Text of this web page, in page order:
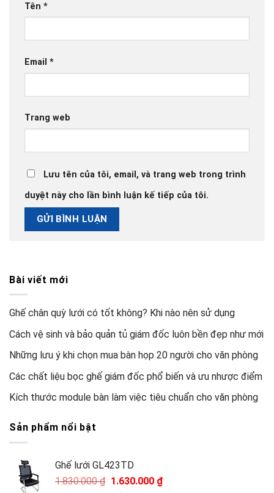
Tên *
Email *
Trang web
Lưu tên của tôi, email, và trang web trong trình
duyệt này cho lần bình luận kế tiếp của tôi.
Bài viết mới
Ghế chân quỳ lưới có tốt không? Khi nào nên sử dụng
Cách vệ sinh và bảo quản tủ giám đốc luôn bền đẹp như mới
Những lưu ý khi chọn mua bàn họp 20 người cho văn phòng
Các chất liệu bọc ghế giám đốc phổ biến và ưu nhược điểm
Kích thước module bàn làm việc tiêu chuẩn cho văn phòng
Sản phẩm nổi bật
Ghế lưới GL423TD
1.830.000₫ Giá
1.630.000 ₫Giá